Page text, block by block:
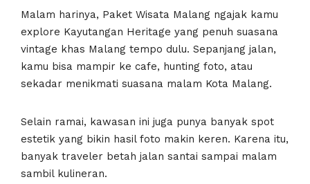
Malam harinya, Paket Wisata Malang ngajak kamu
explore Kayutangan Heritage yang penuh suasana
vintage khas Malang tempo dulu. Sepanjang jalan,
kamu bisa mampir ke cafe, hunting foto, atau
sekadar menikmati suasana malam Kota Malang.
Selain ramai, kawasan ini juga punya banyak spot
estetik yang bikin hasil foto makin keren. Karena itu,
banyak traveler betah jalan santai sampai malam
sambil kulineran.